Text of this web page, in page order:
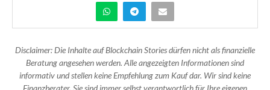
Disclaimer: Die Inhalte auf Blockchain Stories dürfen nicht als finanzielle
Beratung angesehen werden. Alle angezeigten Informationen sind
informativ und stellen keine Empfehlung zum Kauf dar. Wir sind keine
Finanzberater. Sie sind immer selbst verantwortlich für Ihre eigenen